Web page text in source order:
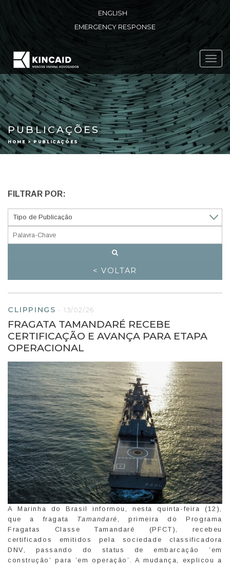
ENGLISH
EMERGENCY RESPONSE
PUBLICAÇÕES
HOME > PUBLICAÇÕES
FILTRAR POR:
< VOLTAR
CLIPPINGS -13/02/26
FRAGATA TAMANDARÉ RECEBE
CERTIFICAÇÃO E AVANÇA PARA ETAPA
OPERACIONAL
A Marinha do Brasil informou, nesta quinta-feira (12),
que a fragata Tamandaré, primeira do Programa
Fragatas Classe Tamandaré (PFCT), recebeu
certificados emitidos pela sociedade classificadora
DNV, passando do status de embarcação ’em
construção’ para ’em operação’. A mudança, explicou a